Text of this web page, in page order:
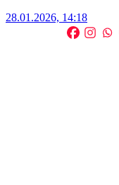
Posted
28.01.2026, 14:18